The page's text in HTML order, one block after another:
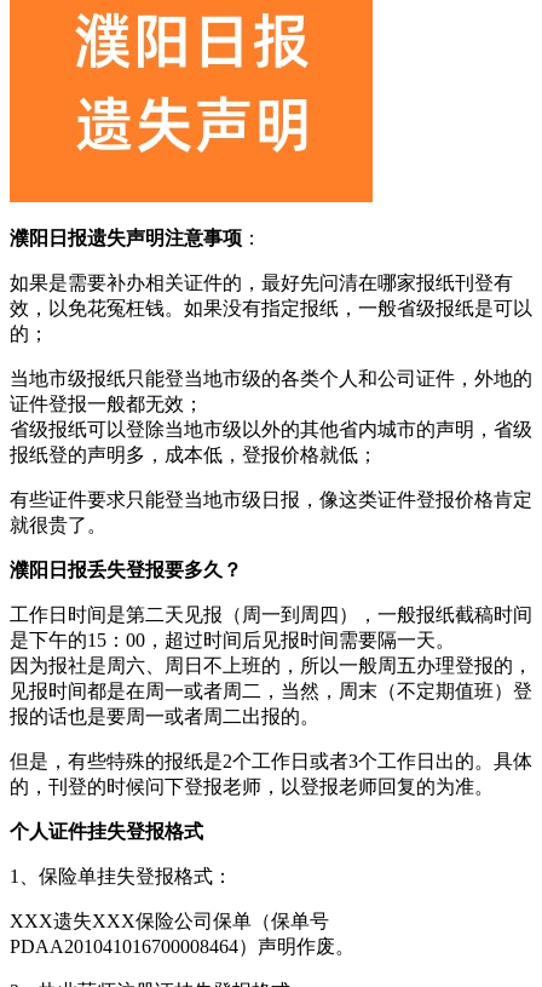
濮阳日报遗失声明注意事项 ：
如果是需要补办相关证件的，最好先问清在哪家报纸刊登有
效，以免花冤枉钱。如果没有指定报纸，一般省级报纸是可以
的；
当地市级报纸只能登当地市级的各类个人和公司证件，外地的
证件登报一般都无效；
省级报纸可以登除当地市级以外的其他省内城市的声明，省级
报纸登的声明多，成本低，登报价格就低；
有些证件要求只能登当地市级日报，像这类证件登报价格肯定
就很贵了。
濮阳日报丢失登报要多久？
工作日时间是第二天见报（周一到周四），一般报纸截稿时间
是下午的15：00，超过时间后见报时间需要隔一天。
因为报社是周六、周日不上班的，所以一般周五办理登报的，
见报时间都是在周一或者周二，当然，周末（不定期值班）登
报的话也是要周一或者周二出报的。
但是，有些特殊的报纸是2个工作日或者3个工作日出的。具体
的，刊登的时候问下登报老师，以登报老师回复的为准。
个人证件挂失登报格式
1、保险单挂失登报格式：
XXX遗失XXX保险公司保单（保单号
PDAA201041016700008464）声明作废。